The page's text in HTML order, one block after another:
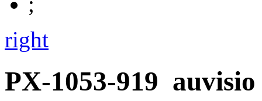
right
PX-1053-919 auvisio